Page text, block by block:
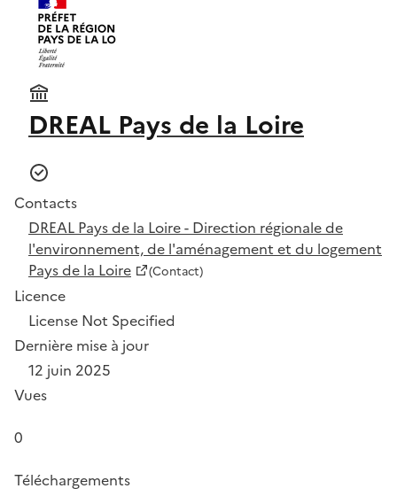
DREAL Pays de la Loire
Contacts
DREAL Pays de la Loire - Direction régionale de
l'environnement, de l'aménagement et du logement
Pays de la Loire
(Contact)
Licence
License Not Specified
Dernière mise à jour
12 juin 2025
Vues
0
Téléchargements